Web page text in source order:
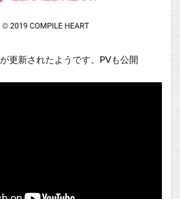
が更新されたようです。PVも公開